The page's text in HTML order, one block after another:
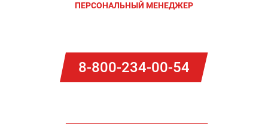
ПЕРСОНАЛЬНЫЙ МЕНЕДЖЕР
8-800-234-00-54